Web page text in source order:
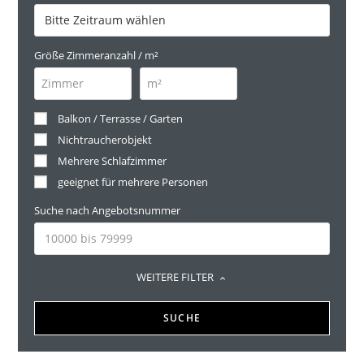
Größe Zimmeranzahl / m²
Balkon / Terrasse / Garten
Nichtraucherobjekt
Mehrere Schlafzimmer
geeignet für mehrere Personen
Suche nach Angebotsnummer
WEITERE FILTER
SUCHE